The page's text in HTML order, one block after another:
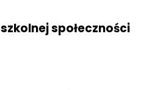
społeczności